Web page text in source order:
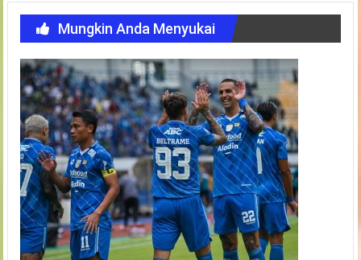
Mungkin Anda Menyukai